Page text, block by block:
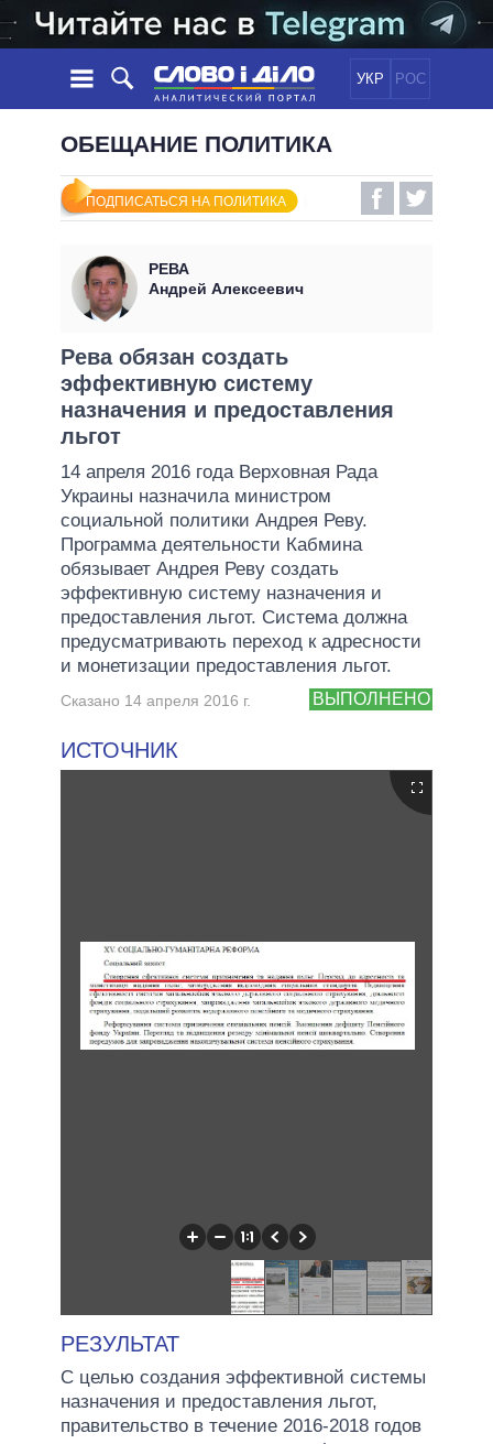
УКР РОС
НОВОСТИ
ЛЕНТА
СОБЫТИЯ
СТАТЬИ
МНЕНИЯ
ОБЗОРЫ
ДАЙДЖЕСТЫ
ПОЛИТИКА
ЭКОНОМИКА
МИР
ОБЕЩАНИЯ
ВСЕ ПОЛИТИКИ
ПРЕЗИДЕНТ И ОФИС
ВЕРХОВНАЯ РАДА
КАБИНЕТ МИНИСТРОВ
ГЛАВЫ ОБЛАДМИНИСТРАЦИЙ
МЭРЫ
ВСЕ ПЕРСОНЫ
ИНФОГРАФИКА
ПОДДЕРЖАТЬ
ОБЕЩАНИЕ ПОЛИТИКА
ПОДПИСАТЬСЯ НА ПОЛИТИКА
РЕВА
Андрей Алексеевич
Рева обязан создать
эффективную систему
назначения и предоставления
льгот
14 апреля 2016 года Верховная Рада
Украины назначила министром
социальной политики Андрея Реву.
Программа деятельности Кабмина
обязывает Андрея Реву создать
эффективную систему назначения и
предоставления льгот. Система должна
предусматривають переход к адресности
и монетизации предоставления льгот.
ВЫПОЛНЕНО
Сказано 14 апреля 2016 г.
ИСТОЧНИК
РЕЗУЛЬТАТ
С целью создания эффективной системы
назначения и предоставления льгот,
правительство в течение 2016-2018 годов